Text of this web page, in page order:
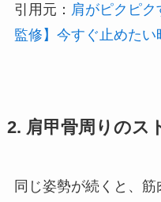
引用元： 肩がピクピ
監修】今すぐ止めた
2. 肩甲骨周りのス
同じ姿勢が続くと、